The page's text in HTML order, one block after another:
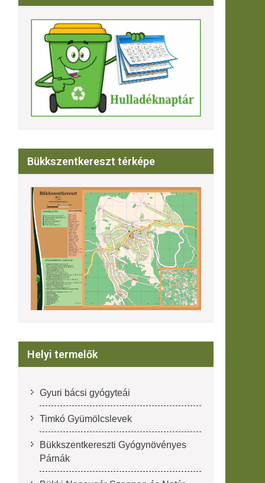
Bükkszentkereszt térképe
Helyi termelők
Gyuri bácsi gyógyteái
Timkó Gyümölcslevek
Bükkszentkereszti Gyógynövényes
Párnák